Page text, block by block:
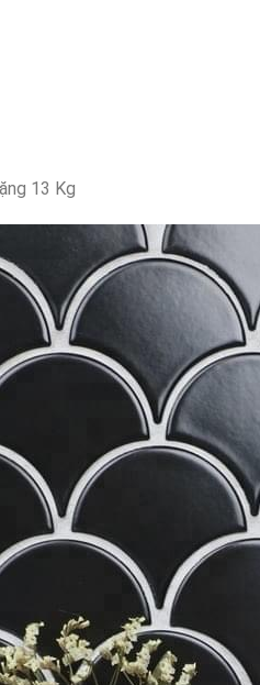
13 Kg